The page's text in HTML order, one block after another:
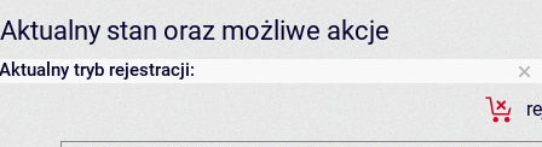
Aktualny stan oraz możliwe akcje
Aktualny tryb rejestracji: